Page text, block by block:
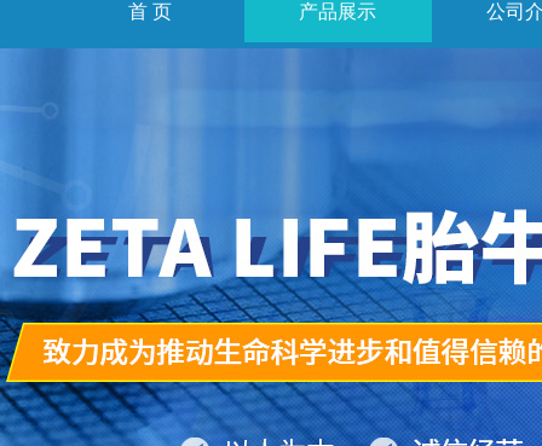
首 页 产品展示 公司